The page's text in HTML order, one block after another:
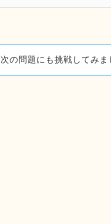
次の問題にも挑戦してみま